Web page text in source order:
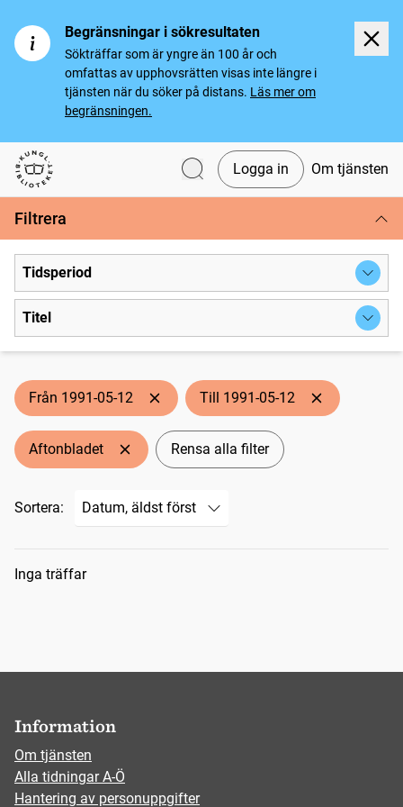
Begränsningar i sökresultaten
Sökträffar som är yngre än 100 år och
omfattas av upphovsrätten visas inte längre i
tjänsten när du söker på distans. Läs mer om
begränsningen.
Svenska tidningar
Logga in Om tjänsten
Filtrera
Tidsperiod
Titel
Från 1991-05-12 Till 1991-05-12
Aftonbladet Rensa alla filter
Sortera:
Sökresultat
Inga träffar
Information
Om tjänsten
Alla tidningar A-Ö
Hantering av personuppgifter